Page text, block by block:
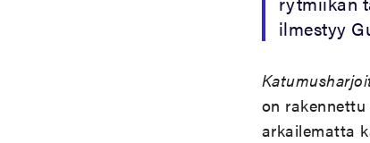
ilmestyy
on
arkailematta